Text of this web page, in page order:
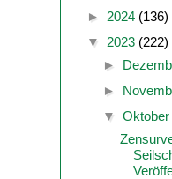
► 2024 (136)
▼ 2023 (222)
►
►
▼ Oktober